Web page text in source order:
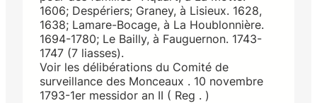
1606; Despériers; Graney, à Lisieux. 1628,
1638; Lamare-Bocage, à La Houblonnière.
1694-1780; Le Bailly, à Fauguernon. 1743-
1747 (7 liasses).
Voir les délibérations du Comité de
surveillance des Monceaux . 10 novembre
1793-1er messidor an II ( Reg . )